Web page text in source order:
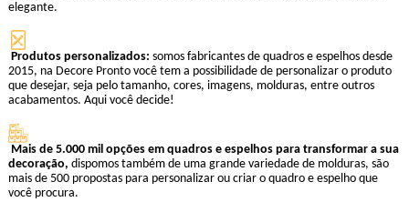
elegante.
Produtos personalizados: somos fabricantes de quadros e espelhos desde
2015, na Decore Pronto você tem a possibilidade de personalizar o produto
que desejar, seja pelo tamanho, cores, imagens, molduras, entre outros
acabamentos. Aqui você decide!
Mais de 5.000 mil opções em quadros e espelhos para transformar a sua
decoração, dispomos também de uma grande variedade de molduras, são
mais de 500 propostas para personalizar ou criar o quadro e espelho que
você procura.